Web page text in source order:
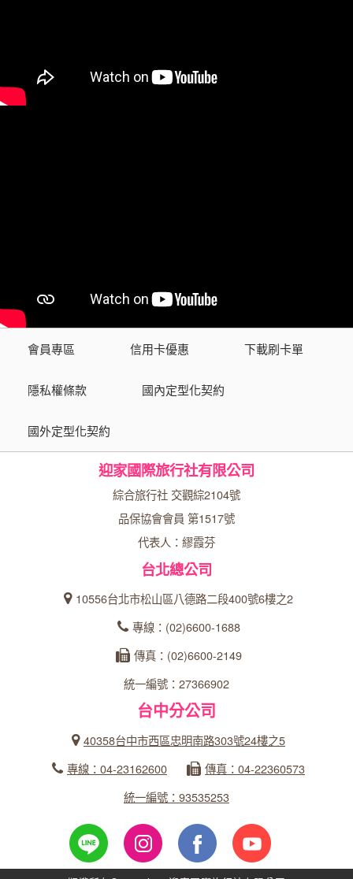
會員專區 信用卡優惠 下載刷卡單
隱私權條款 國內定型化契約
國外定型化契約
迎家國際旅行社有限公司
綜合旅行社 交觀綜2104號
品保協會會員 第1517號
代表人：繆霞芬
台北總公司
10556台北市松山區八德路二段400號6樓之2
專線：(02)6600-1688
傳真：(02)6600-2149
統一編號：27366902
台中分公司
40358台中市西區忠明南路303號24樓之5
專線：04-23162600
傳真：04-22360573
統一編號：93535253